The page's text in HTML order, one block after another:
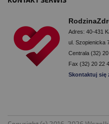
Adres: 40-431
ul. Szopienicka
Centrala (32) 20
Fax (32) 20 22
Skontaktuj się